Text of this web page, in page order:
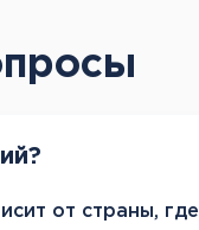
от страны, где